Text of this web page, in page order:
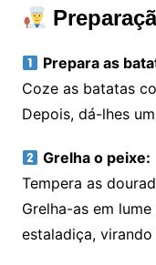
Prepara as
Coze as batatas
Depois, dá-lhes
Grelha o peixe:
Tempera as
Grelha-as em
estaladiça,